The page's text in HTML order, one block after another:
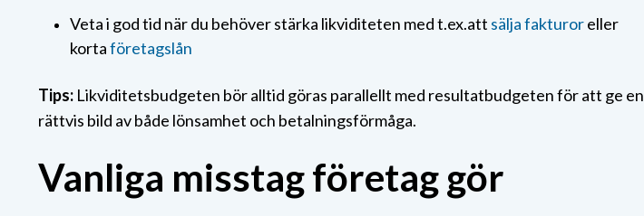
Veta i god tid när du behöver stärka likviditeten med t.ex.att sälja fakturoreller
kortaföretagslån
Tips: Likviditetsbudgeten bör alltid göras parallellt med resultatbudgeten för att ge en
rättvis bild av både lönsamhet och betalningsförmåga.
Vanliga misstag företag gör